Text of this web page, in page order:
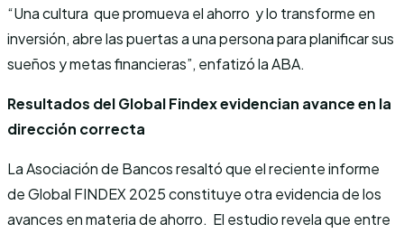
“Una cultura que promueva el ahorro y lo transforme en
inversión, abre las puertas a una persona para planificar sus
sueños y metas financieras”, enfatizó la ABA.
Resultados del Global Findex evidencian avance en la
dirección correcta
La Asociación de Bancos resaltó que el reciente informe
de Global FINDEX 2025 constituye otra evidencia de los
avances en materia de ahorro. El estudio revela que entre